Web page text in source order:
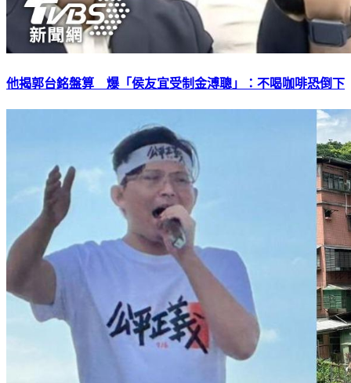
他揭郭台銘盤算 爆「侯友宜受制金溥聰」：不喝咖啡恐倒下